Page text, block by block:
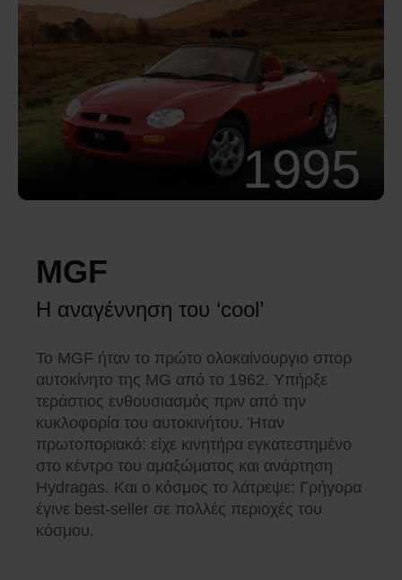
1995
MGF
Η αναγέννηση του ‘cool’
Το MGF ήταν το πρώτο ολοκαίνουργιο σπορ
αυτοκίνητο της MG από το 1962. Υπήρξε
τεράστιος ενθουσιασμός πριν από την
κυκλοφορία του αυτοκινήτου. Ήταν
πρωτοποριακό: είχε κινητήρα εγκατεστημένο
στο κέντρο του αμαξώματος και ανάρτηση
Hydragas. Και ο κόσμος το λάτρεψε: Γρήγορα
έγινε best-seller σε πολλές περιοχές του
κόσμου.